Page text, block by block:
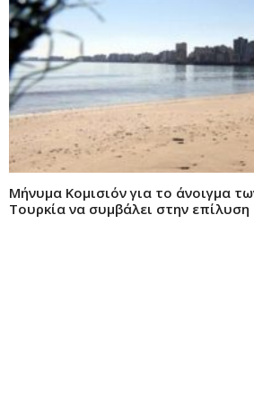
Μήνυμα Κομισιόν για το άνοιγμα
Τουρκία να συμβάλει στην